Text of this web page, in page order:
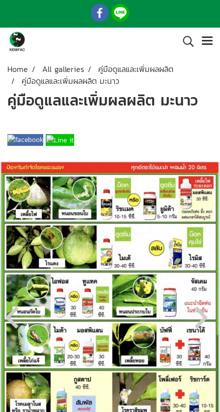
Home All galleries
คู่มือดูแลและเพิ่มผลผลิต
คู่มือดูแลและเพิ่มผลผลิต มะนาว
คู่มือดูแลและเพิ่มผลผลิต มะนาว